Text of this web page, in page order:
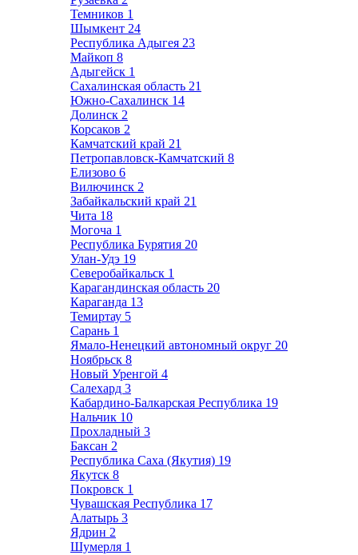
Темников 1
Шымкент 24
Республика Адыгея 23
Майкоп 8
Адыгейск 1
Сахалинская область 21
Южно-Сахалинск 14
Долинск 2
Корсаков 2
Камчатский край 21
Петропавловск-Камчатский 8
Елизово 6
Вилючинск 2
Забайкальский край 21
Чита 18
Могоча 1
Республика Бурятия 20
Улан-Удэ 19
Северобайкальск 1
Карагандинская область 20
Караганда 13
Темиртау 5
Сарань 1
Ямало-Ненецкий автономный округ 20
Ноябрьск 8
Новый Уренгой 4
Салехард 3
Кабардино-Балкарская Республика 19
Нальчик 10
Прохладный 3
Баксан 2
Республика Саха (Якутия) 19
Якутск 8
Покровск 1
Чувашская Республика 17
Алатырь 3
Ядрин 2
Шумерля 1